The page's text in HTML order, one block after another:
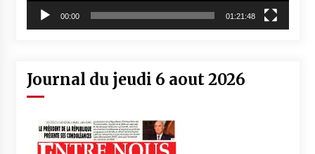
00:00 01:21:48
Journal du jeudi 6 aout 2026